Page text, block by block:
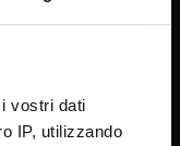
vostri dati
IP, utilizzando